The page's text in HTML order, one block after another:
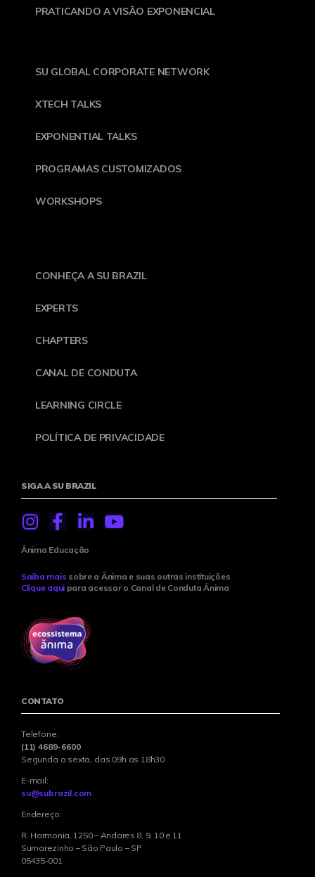
PRATICANDO A VISÃO EXPONENCIAL
SU GLOBAL CORPORATE NETWORK
XTECH TALKS
EXPONENTIAL TALKS
PROGRAMAS CUSTOMIZADOS
WORKSHOPS
CONHEÇA A SU BRAZIL
EXPERTS
CHAPTERS
CANAL DE CONDUTA
LEARNING CIRCLE
POLÍTICA DE PRIVACIDADE
SIGA A SU BRAZIL
Ânima Educação
Saiba mais sobre a Ânima e suas outras instituições
Clique aqui para acessar o Canal de Conduta Ânima
CONTATO
Telefone:
(11) 4689-6600
Segunda a sexta, das 09h as 18h30
E-mail:
su@subrazil.com
Endereço:
R. Harmonia, 1250 – Andares 8, 9, 10 e 11
Sumarezinho – São Paulo – SP
05435-001